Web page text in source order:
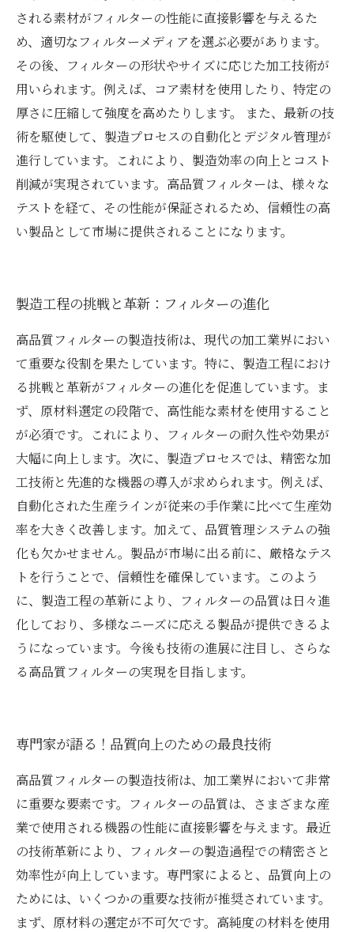
される素材がフィルターの性能に直接影響を与えるた
め、適切なフィルターメディアを選ぶ必要があります。
その後、フィルターの形状やサイズに応じた加工技術が
用いられます。例えば、コア素材を使用したり、特定の
厚さに圧縮して強度を高めたりします。 また、最新の技
術を駆使して、製造プロセスの自動化とデジタル管理が
進行しています。これにより、製造効率の向上とコスト
削減が実現されています。高品質フィルターは、様々な
テストを経て、その性能が保証されるため、信頼性の高
い製品として市場に提供されることになります。
製造工程の挑戦と革新：フィルターの進化
高品質フィルターの製造技術は、現代の加工業界におい
て重要な役割を果たしています。特に、製造工程におけ
る挑戦と革新がフィルターの進化を促進しています。ま
ず、原材料選定の段階で、高性能な素材を使用すること
が必須です。これにより、フィルターの耐久性や効果が
大幅に向上します。次に、製造プロセスでは、精密な加
工技術と先進的な機器の導入が求められます。例えば、
自動化された生産ラインが従来の手作業に比べて生産効
率を大きく改善します。加えて、品質管理システムの強
化も欠かせません。製品が市場に出る前に、厳格なテス
トを行うことで、信頼性を確保しています。このよう
に、製造工程の革新により、フィルターの品質は日々進
化しており、多様なニーズに応える製品が提供できるよ
うになっています。今後も技術の進展に注目し、さらな
る高品質フィルターの実現を目指します。
専門家が語る！品質向上のための最良技術
高品質フィルターの製造技術は、加工業界において非常
に重要な要素です。フィルターの品質は、さまざまな産
業で使用される機器の性能に直接影響を与えます。最近
の技術革新により、フィルターの製造過程での精密さと
効率性が向上しています。専門家によると、品質向上の
ためには、いくつかの重要な技術が推奨されています。
まず、原材料の選定が不可欠です。高純度の材料を使用